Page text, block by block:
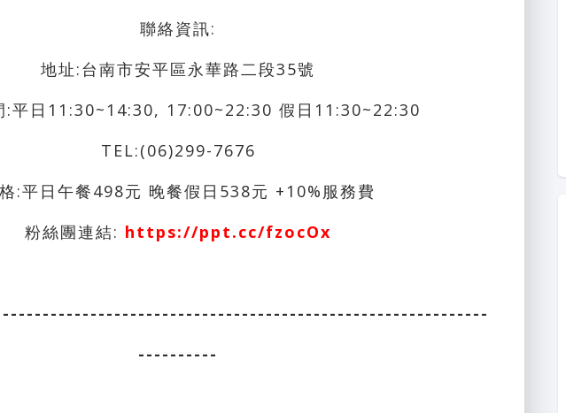
聯絡資訊:
地址:台南市安平區永華路二段35號
:平日11:30~14:30, 17:00~22:30 假日11:30~22:30
TEL:(06)299-7676
:平日午餐498元 晚餐假日538元 +10%服務費
粉絲團連結: https://ppt.cc/fzocOx
----------